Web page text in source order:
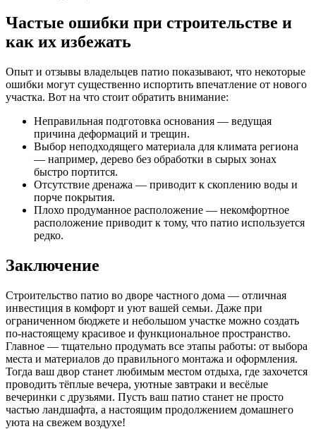
Частые ошибки при строительстве и
как их избежать
Опыт и отзывы владельцев патио показывают, что некоторые
ошибки могут существенно испортить впечатление от нового
участка. Вот на что стоит обратить внимание:
Неправильная подготовка основания — ведущая
причина деформаций и трещин.
Выбор неподходящего материала для климата региона
— например, дерево без обработки в сырых зонах
быстро портится.
Отсутствие дренажа — приводит к скоплению воды и
порче покрытия.
Плохо продуманное расположение — некомфортное
расположение приводит к тому, что патио используется
редко.
Заключение
Строительство патио во дворе частного дома — отличная
инвестиция в комфорт и уют вашей семьи. Даже при
ограниченном бюджете и небольшом участке можно создать
по-настоящему красивое и функциональное пространство.
Главное — тщательно продумать все этапы работы: от выбора
места и материалов до правильного монтажа и оформления.
Тогда ваш двор станет любимым местом отдыха, где захочется
проводить тёплые вечера, уютные завтраки и весёлые
вечеринки с друзьями. Пусть ваш патио станет не просто
частью ландшафта, а настоящим продолжением домашнего
уюта на свежем воздухе!